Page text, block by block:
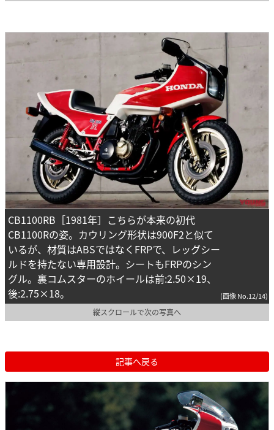
CB1100RB［1981年］こちらが本来の初代
CB1100Rの姿。カウリング形状は900F2と似て
いるが、材質はABSではなくFRPで、レッグシー
ルドを持たない専用設計。シートもFRPのシン
グル。裏コムスターのホイールは前:2.50×19、
後:2.75×18。
(画像 No.12/14)
縦スクロールで次の写真へ
記事へ戻る